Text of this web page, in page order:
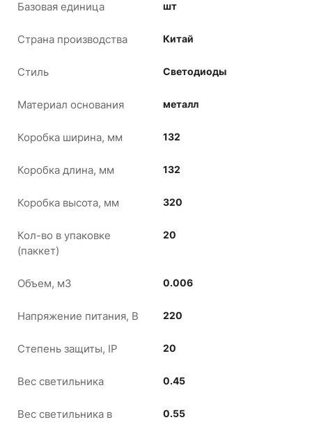
Базовая единица шт
Страна производства Китай
Стиль Светодиоды
Материал основания металл
Коробка ширина, мм 132
Коробка длина, мм 132
Коробка высота, мм 320
Кол-во в упаковке
(паккет)
20
Объем, м3 0.006
Напряжение питания, В 220
Степень защиты, IP 20
Вес светильника 0.45
Вес светильника в
0.55